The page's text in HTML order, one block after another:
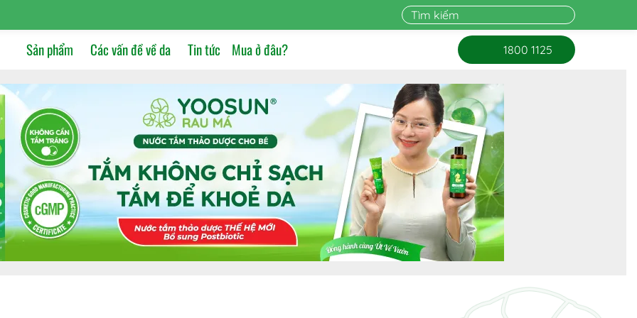
Sản phẩm Các vấn đề về da Tin tức Mua ở đâu? 1800 1125